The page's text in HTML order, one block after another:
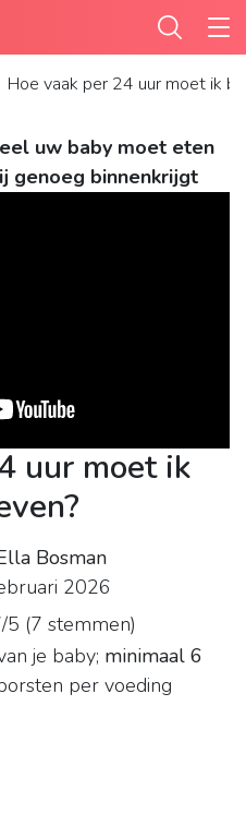
Hoe vaak per 24 uur moet ik
uw baby moet eten
genoeg binnenkrijgt
uur moet ik
Bosman
2026
5 (7 stemmen)
je baby; minimaal 6
per voeding